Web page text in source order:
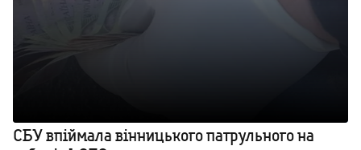
СБУ впіймала вінницького патрульного на